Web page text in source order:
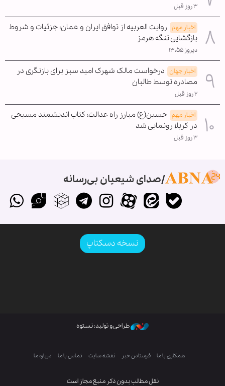
۳ روز قبل
اخبار مهم روایت العربیه از توافق ایران و عمان؛ جزئیات و شروط
بازگشایی تنگه هرمز
دیروز ۱۳:۵۵
اخبار جهان درخواست مالک شهرک امید سبز برای بازنگری در
مصادره توسط طالبان
۲ روز قبل
اخبار مهم حسین(ع) مبارز راه عدالت؛ کتاب اندیشمند مسیحی
در کربلا رونمایی شد
۳ روز قبل
صدای شیعیان بی‌رسانه
نسخه دسکتاپ
نقل مطالب بدون ذکر منبع مجاز است
طراحی و تولید: نستوه
همکاری با ما فرستادن خبر نقشه سایت تماس با ما درباره ما